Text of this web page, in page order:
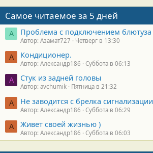
Самое читаемое за 5 дней
А Проблема с подключением блютуза
Автор: Азамат727 Четверг в 13:30
А Кондиционер.
Автор: Александр186 Суббота в 06:13
A Стук из задней головы
Автор: avchumik Пятница в 21:32
А Не заводится с брелка сигнализации
Автор: Александр186 Суббота в 06:29
А Живет своей жизнью )
Автор: Александр186 Суббота в 06:03